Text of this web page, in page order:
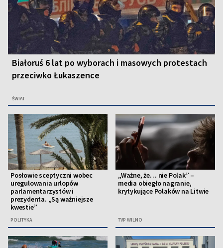
Białoruś 6 lat po wyborach i masowych protestach
przeciwko Łukaszence
ŚWIAT
Posłowie sceptyczni wobec
uregulowania urlopów
parlamentarzystów i
prezydenta. „Są ważniejsze
kwestie”
POLITYKA
„Ważne, że… nie Polak” –
media obiegło nagranie,
krytykujące Polaków na Litwie
TVP WILNO